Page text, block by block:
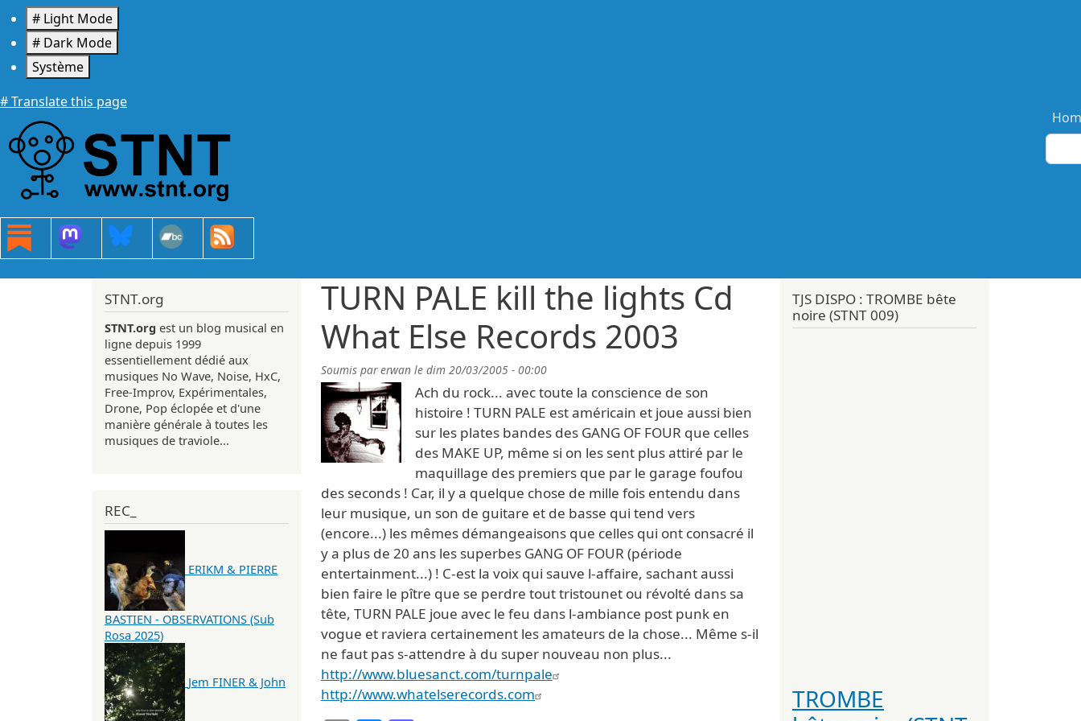
Aller au contenu principal
# Light Mode
# Dark Mode
Système
# Translate this page
TURN PALE kill the lights Cd
What Else Records 2003
Soumis parerwan le dim 20/03/2005 - 00:00
Ach du rock... avec toute la conscience de son
histoire ! TURN PALE est américain et joue aussi bien
sur les plates bandes des GANG OF FOUR que celles
des MAKE UP, même si on les sent plus attiré par le
maquillage des premiers que par le garage foufou
des seconds ! Car, il y a quelque chose de mille fois entendu dans
leur musique, un son de guitare et de basse qui tend vers
(encore...) les mêmes démangeaisons que celles qui ont consacré il
y a plus de 20 ans les superbes GANG OF FOUR (période
entertainment...) ! C-est la voix qui sauve l-affaire, sachant aussi
bien faire le pître que se perdre tout tristounet ou révolté dans sa
tête, TURN PALE joue avec le feu dans l-ambiance post punk en
vogue et raviera certainement les amateurs de la chose... Même s-il
ne faut pas s-attendre à du super nouveau non plus...
http://www.bluesanct.com/turnpale
http://www.whatelserecords.com
STNT.org
STNT.org est un blog musical en
ligne depuis 1999
essentiellement dédié aux
musiques No Wave, Noise, HxC,
Free-Improv, Expérimentales,
Drone, Pop éclopée et d'une
manière générale à toutes les
musiques de traviole...
REC_
ERIKM & PIERRE
BASTIEN - OBSERVATIONS (Sub
Rosa 2025)
Jem FINER & John
TJS DISPO : TROMBE bête
noire (STNT 009)
TROMBE